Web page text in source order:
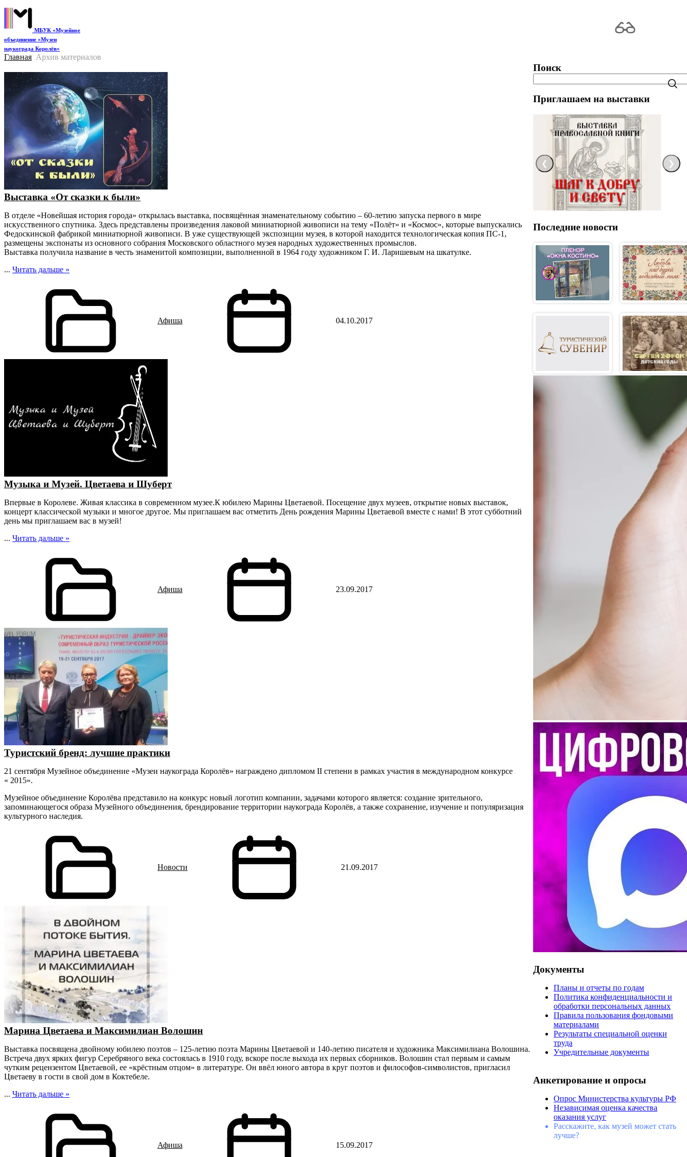
МБУК «Музейное
объединение «Музеи
наукограда Королёв»
Главная Архив материалов
Выставка «От сказки к были»
В отделе «Новейшая история города» открылась выставка, посвящённая знаменательному событию – 60-летию запуска первого в мире
искусственного спутника. Здесь представлены произведения лаковой миниатюрной живописи на тему «Полёт» и «Космос», которые выпускались
Федоскинской фабрикой миниатюрной живописи. В уже существующей экспозиции музея, в которой находится технологическая копия ПС-1,
размещены экспонаты из основного собрания Московского областного музея народных художественных промыслов.
Выставка получила название в честь знаменитой композиции, выполненной в 1964 году художником Г. И. Ларишевым на шкатулке.
... Читать дальше »
Афиша 04.10.2017
Музыка и Музей. Цветаева и Шуберт
Впервые в Королеве. Живая классика в современном музее.К юбилею Марины Цветаевой. Посещение двух музеев, открытие новых выставок,
концерт классической музыки и многое другое. Мы приглашаем вас отметить День рождения Марины Цветаевой вместе с нами! В этот субботний
день мы приглашаем вас в музей!
... Читать дальше »
Афиша 23.09.2017
Туристский бренд: лучшие практики
21 сентября Музейное объединение «Музеи наукограда Королёв» награждено дипломом II степени в рамках участия в международном конкурсе
« 2015».
Музейное объединение Королёва представило на конкурс новый логотип компании, задачами которого является: создание зрительного,
запоминающегося образа Музейного объединения, брендирование территории наукограда Королёв, а также сохранение, изучение и популяризация
культурного наследия.
Новости 21.09.2017
Марина Цветаева и Максимилиан Волошин
Выставка посвящена двойному юбилею поэтов – 125-летию поэта Марины Цветаевой и 140-летию писателя и художника Максимилиана Волошина.
Встреча двух ярких фигур Серебряного века состоялась в 1910 году, вскоре после выхода их первых сборников. Волошин стал первым и самым
чутким рецензентом Цветаевой, ее «крёстным отцом» в литературе. Он ввёл юного автора в круг поэтов и философов-символистов, пригласил
Цветаеву в гости в свой дом в Коктебеле.
... Читать дальше »
Афиша 15.09.2017
Поиск
Приглашаем на выставки
❮ ❯
Последние новости
Документы
Планы и отчеты по годам
Политика конфиденциальности и
обработки персональных данных
Правила пользования фондовыми
материалами
Результаты специальной оценки
труда
Учредительные документы
Анкетирование и опросы
Опрос Министерства культуры РФ
Независимая оценка качества
оказания услуг
Расскажите, как музей может стать
лучше?